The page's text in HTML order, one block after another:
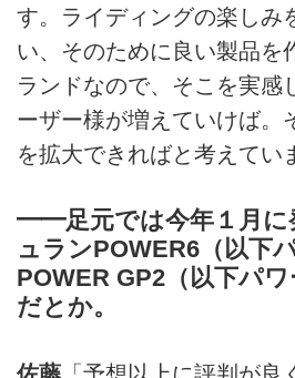
す。ライディングの楽しみ
い、そのために良い製品を
ランドなので、そこを実感
ーザー様が増えていけば。
を拡大できればと考えてい
━━足元では今年１月に
ュランPOWER6（以下
POWER GP2（以下パ
だとか。